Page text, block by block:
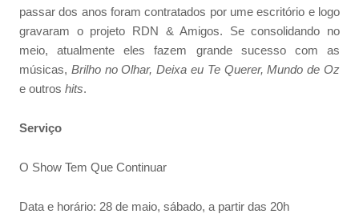
passar dos anos foram contratados por ume escritório e logo
gravaram o projeto RDN & Amigos. Se consolidando no
meio, atualmente eles fazem grande sucesso com as
músicas, Brilho no Olhar, Deixa eu Te Querer, Mundo de Oz
e outros hits.
Serviço
O Show Tem Que Continuar
Data e horário: 28 de maio, sábado, a partir das 20h